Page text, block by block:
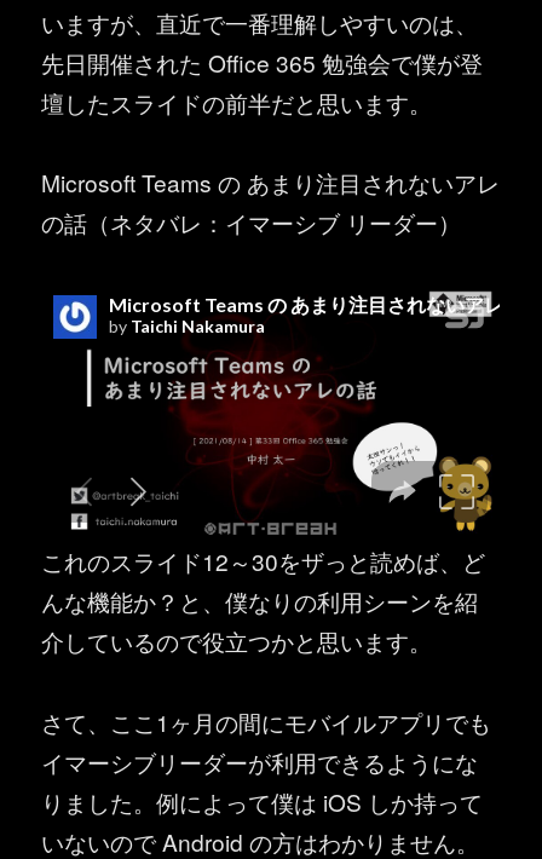
いますが、直近で一番理解しやすいのは、
先日開催された Office 365 勉強会で僕が登
壇したスライドの前半だと思います。
Microsoft Teams の あまり注目されないアレ
の話（ネタバレ：イマーシブ リーダー）
これのスライド12～30をザっと読めば、ど
んな機能か？と、僕なりの利用シーンを紹
介しているので役立つかと思います。
さて、ここ1ヶ月の間にモバイルアプリでも
イマーシブリーダーが利用できるようにな
りました。例によって僕は iOS しか持って
いないので Android の方はわかりません。